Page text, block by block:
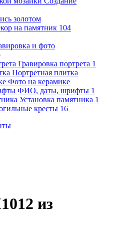
золотом
на памятник 104
и фото
Гравировка портрета 1
Портретная плитка
Фото на керамике
ФИО, даты, шрифты 1
Установка памятника 1
кресты 16
из